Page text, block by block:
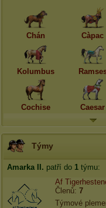
Chán Càpac
Kolumbus
Cochise Caesar
Týmy
Amarka II. patří do 1 týmu:
Af
Členů: 7
Týmové